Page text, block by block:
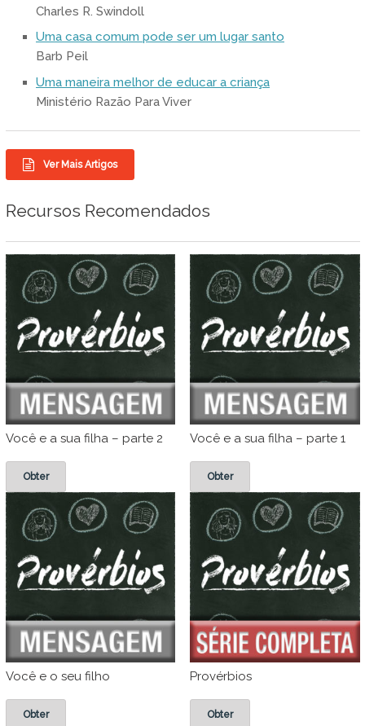
Charles R. Swindoll
Uma casa comum pode ser um lugar santo
Barb Peil
Uma maneira melhor de educar a criança
Ministério Razão Para Viver
Ver Mais Artigos
Recursos Recomendados
Você e a sua filha – parte 2
Obter
Você e a sua filha – parte 1
Obter
Você e o seu filho
Obter
Provérbios
Obter